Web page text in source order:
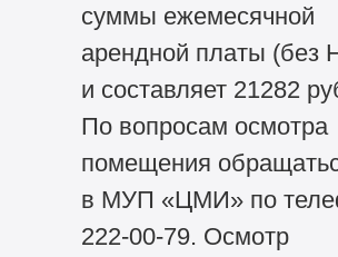
суммы ежемесячной
арендной платы (без
и составляет 21282
По вопросам осмотра
помещения
в МУП «ЦМИ» по
222-00-79. Осмотр